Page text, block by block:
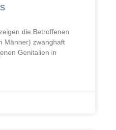
die Betroffenen
Männer) zwanghaft
Genitalien in